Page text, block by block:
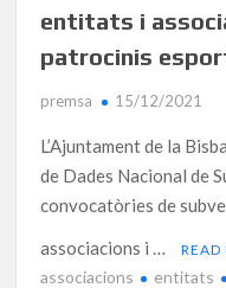
entitats i
patrocinis
premsa 15/12/2021
L’Ajuntament de la
de Dades Nacional de
convocatòries de
associacions i …
READ
associacions entitats